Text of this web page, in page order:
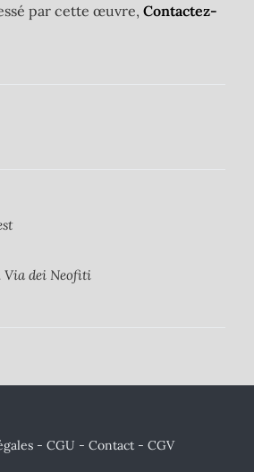
par cette œuvre, Contactez-
Via dei Neofiti
- CGU - Contact - CGV